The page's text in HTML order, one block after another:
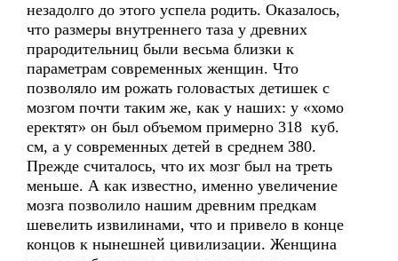
незадолго до этого успела родить. Оказалось,
что размеры внутреннего таза у древних
прародительниц были весьма близки к
параметрам современных женщин. Что
позволяло им рожать головастых детишек с
мозгом почти таким же, как у наших: у «хомо
еректят» он был объемом примерно 318 куб.
см, а у современных детей в среднем 380.
Прежде считалось, что их мозг был на треть
меньше. А как известно, именно увеличение
мозга позволило нашим древним предкам
шевелить извилинами, что и привело в конце
концов к нынешней цивилизации. Женщина